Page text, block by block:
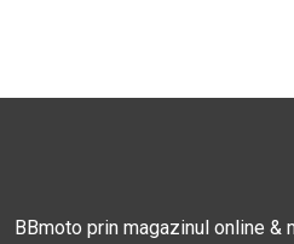
BBmoto prin magazinul online